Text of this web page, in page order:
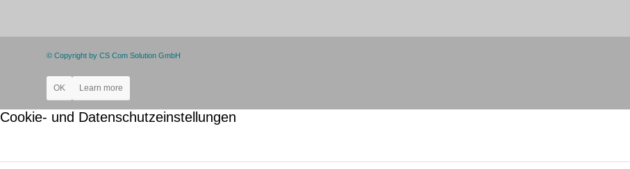
© Copyright by CS Com Solution GmbH
OK Learn more
Cookie- und Datenschutzeinstellungen